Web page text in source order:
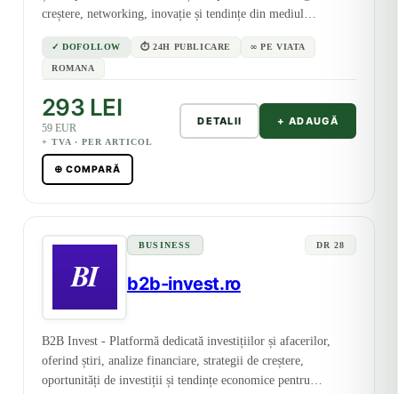
creștere, networking, inovație și tendințe din mediul
✓ DOFOLLOW ⏱ 24H PUBLICARE ∞ PE VIATA
ROMANA
293 LEI
59 EUR
+ TVA · PER ARTICOL
DETALII + ADAUGĂ
⊕ COMPARĂ
BUSINESS DR 28
b2b-invest.ro
B2B Invest - Platformă dedicată investițiilor și afacerilor,
oferind știri, analize financiare, strategii de creștere,
oportunități de investiții și tendințe economice pentru